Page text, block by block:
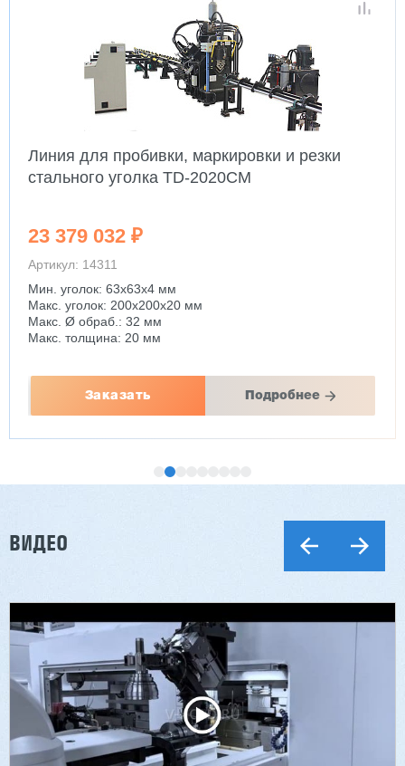
Линия для пробивки, маркировки и резки
стального уголка TD-2020CM
23 379 032 ₽
Артикул: 14311
Мин. уголок: 63x63x4 мм
Макс. уголок: 200x200x20 мм
Макс. Ø обраб.: 32 мм
Макс. толщина: 20 мм
Заказать Подробнее
Двухсторонний шипорез MX6015
2 854 839 ₽
3 201 613 ₽
Артикул: 2497
ВИДЕО